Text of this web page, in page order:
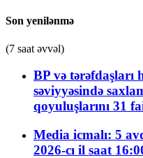
Son yenilənmə
(7 saat əvvəl)
BP və tərəfdaşları
səviyyəsində
qoyuluşlarını 31
Media icmalı: 5
2026-cı il saat